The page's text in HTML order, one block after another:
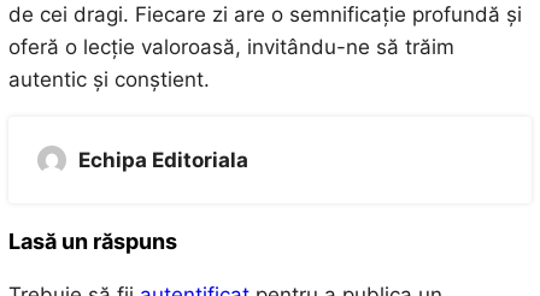
de cei dragi. Fiecare zi are o semnificație profundă și
oferă o lecție valoroasă, invitându-ne să trăim
autentic și conștient.
Echipa Editoriala
Lasă un răspuns